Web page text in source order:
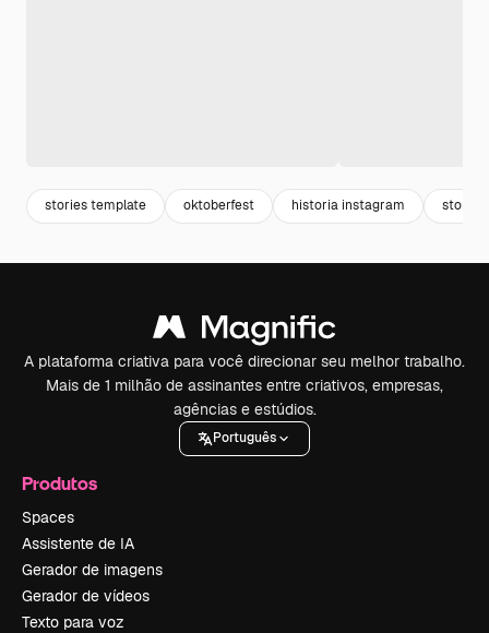
stories template oktoberfest historia instagram story
A plataforma criativa para você direcionar seu melhor trabalho.
Mais de 1 milhão de assinantes entre criativos, empresas,
agências e estúdios.
Português
Produtos
Spaces
Assistente de IA
Gerador de imagens
Gerador de vídeos
Texto para voz